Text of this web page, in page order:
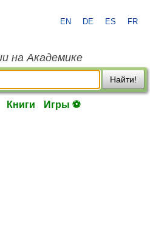
EN DE ES FR
на Академике
Найти!
Книги Игры ⚽